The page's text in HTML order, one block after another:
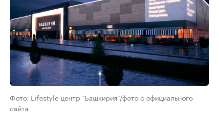
Фото: Lifestyle центр "Башкирия"/фото с официального
сайта